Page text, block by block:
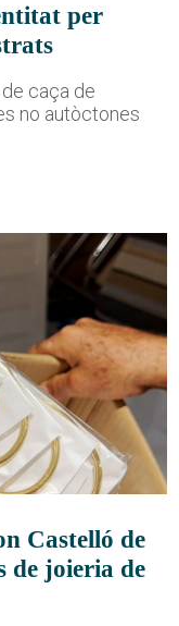
per
caça de
no autòctones
Castelló de
de joieria de